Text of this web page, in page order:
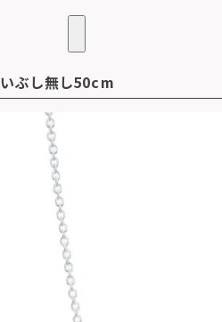
いぶし無し50cm